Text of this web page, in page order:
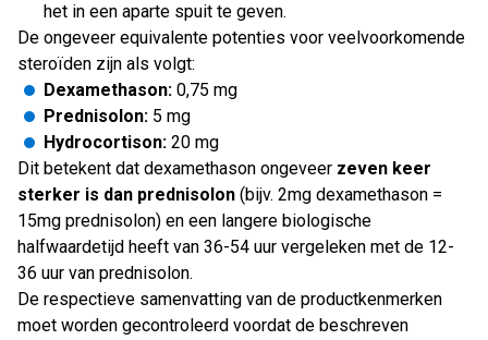
het in een aparte spuit te geven.
De ongeveer equivalente potenties voor veelvoorkomende
steroïden zijn als volgt:
Dexamethason: 0,75 mg
Prednisolon: 5 mg
Hydrocortison: 20 mg
Dit betekent dat dexamethason ongeveer zeven keer
sterker is dan prednisolon (bijv. 2mg dexamethason =
15mg prednisolon) en een langere biologische
halfwaardetijd heeft van 36-54 uur vergeleken met de 12-
36 uur van prednisolon.
De respectieve samenvatting van de productkenmerken
moet worden gecontroleerd voordat de beschreven